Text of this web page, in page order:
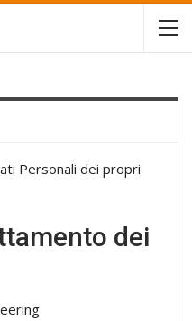
Personali dei propri
dei